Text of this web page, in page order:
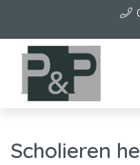
Scholieren